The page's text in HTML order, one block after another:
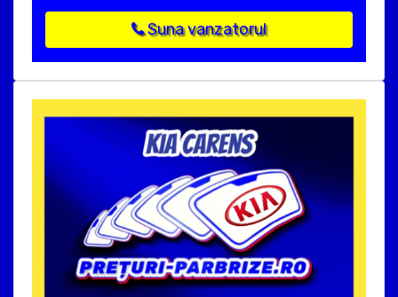
Suna vanzatorul